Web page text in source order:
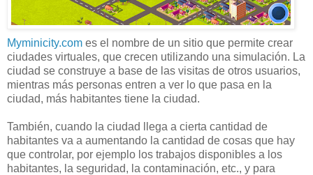
Myminicity.com es el nombre de un sitio que permite crear
ciudades virtuales, que crecen utilizando una simulación. La
ciudad se construye a base de las visitas de otros usuarios,
mientras más personas entren a ver lo que pasa en la
ciudad, más habitantes tiene la ciudad.
También, cuando la ciudad llega a cierta cantidad de
habitantes va a aumentando la cantidad de cosas que hay
que controlar, por ejemplo los trabajos disponibles a los
habitantes, la seguridad, la contaminación, etc., y para